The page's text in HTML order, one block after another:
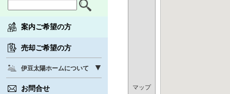
案内ご希望の方
売却ご希望の方
伊豆太陽ホームについて
お問合せ マップ